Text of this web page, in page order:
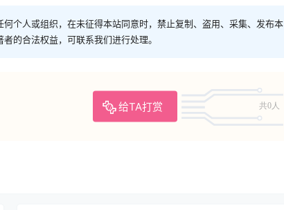
个人或组织，在未征得本站同意时，禁止复制、盗用、采集、发布本
的合法权益，可联系我们进行处理。
给TA打赏 共0人